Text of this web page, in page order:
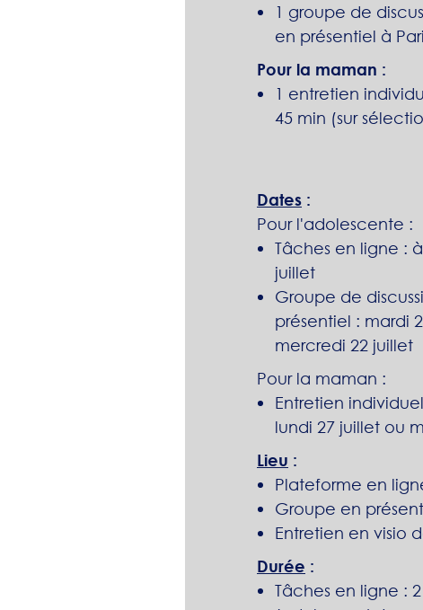
1 groupe de
en présentiel à
Pour la maman :
1 entretien
45 min (sur
Dates :
Pour l'adolescente :
Tâches en ligne :
juillet
Groupe de
présentiel : mardi
mercredi 22 juillet
Pour la maman :
Entretien
lundi 27 juillet ou
Lieu :
Plateforme en
Groupe en
Entretien en visio
Durée :
Tâches en ligne :